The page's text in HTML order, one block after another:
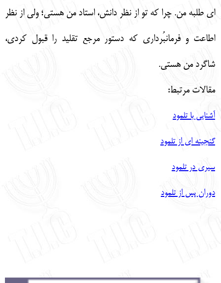
اي طلبه من. چرا كه تو از نظر دانش، استاد من هستي؛ ولي از نظر
اطاعت و فرمانبُرداري كه دستور مرجع تقليد را قبول كردي،
شاگرد من هستي.
مقالات مرتبط:
آشنایی با تلمود
گنجینه ای از تلمود
سیری در تلمود
دوران پس از تلمود